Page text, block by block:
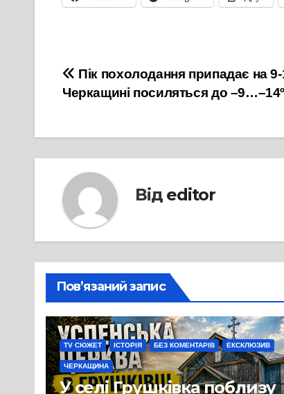
Навігація
записів
Пік похолодання припадає на
Черкащині посиляться до –9…–14º
Від editor
Пов’язаний запис
TV СЮЖЕТ ІСТОРІЯ БЕЗ КОМЕНТАРІВ ЕКСКЛЮЗИВ
ЧЕРКАЩИНА
У селі Грушківка поблизу